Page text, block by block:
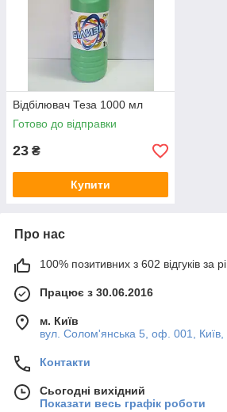
Відбілювач Теза 1000 мл
Готово до відправки
23 ₴
Купити
Про нас
100% позитивних з 602 відгуків за
Працює з 30.06.2016
м. Київ
вул. Солом'янська 5, оф. 001, Київ,
Контакти
Сьогодні вихідний
Показати весь графік роботи